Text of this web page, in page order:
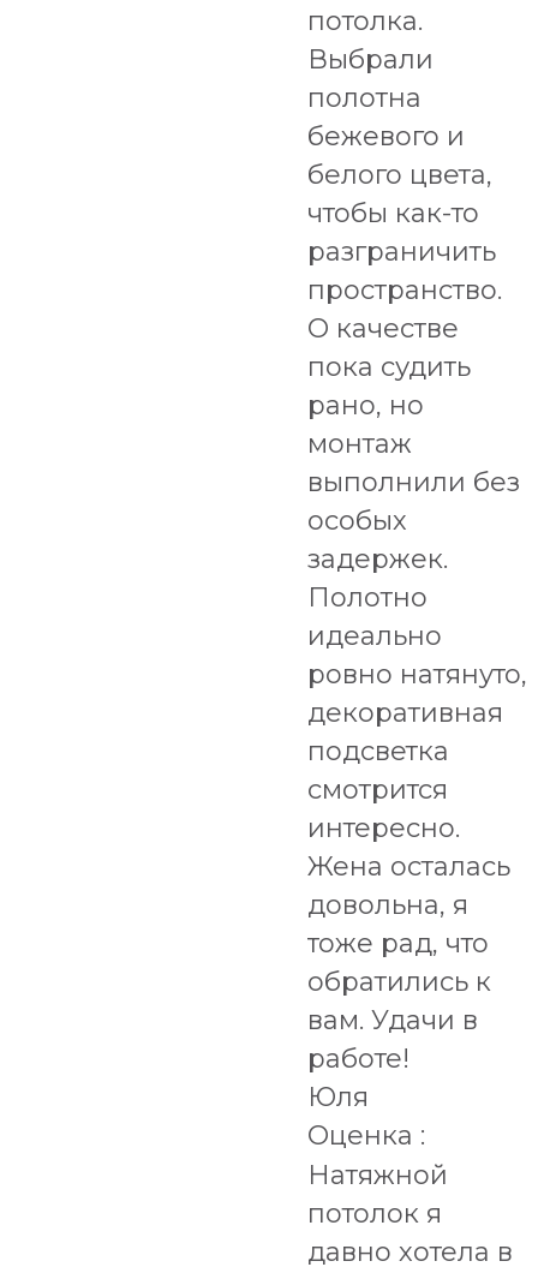
потолка.
Выбрали
полотна
бежевого и
белого цвета,
чтобы как-то
разграничить
пространство.
О качестве
пока судить
рано, но
монтаж
выполнили без
особых
задержек.
Полотно
идеально
ровно натянуто,
декоративная
подсветка
смотрится
интересно.
Жена осталась
довольна, я
тоже рад, что
обратились к
вам. Удачи в
работе!
Юля
Оценка :
Натяжной
потолок я
давно хотела в